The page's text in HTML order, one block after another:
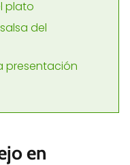
plato
del
presentación
en